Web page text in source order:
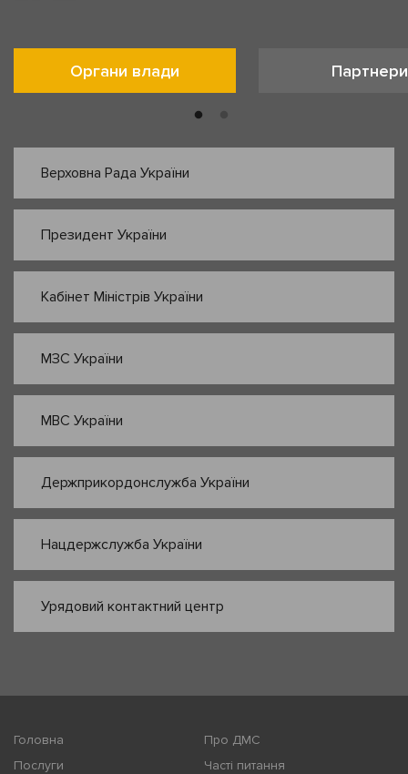
Органи влади Партнери
Верховна Рада України
Президент України
Кабінет Міністрів України
МЗС України
МВС України
Держприкордонслужба України
Нацдержслужба України
Урядовий контактний центр
Головна
Про ДМС
Послуги
Часті питання